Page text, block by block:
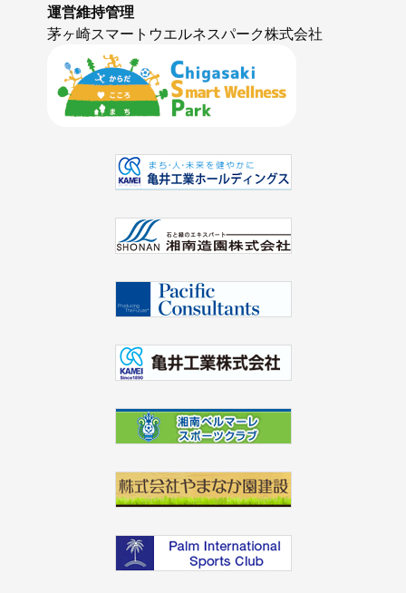
運営維持管理
茅ヶ崎スマートウエルネスパーク株式会社